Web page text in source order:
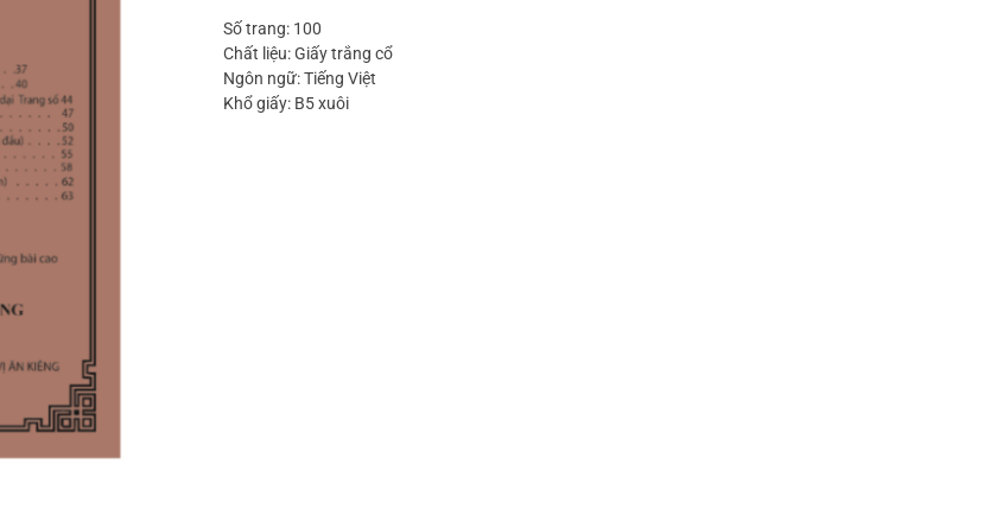
Số trang: 100
Chất liệu: Giấy trắng cổ
Ngôn ngữ: Tiếng Việt
Khổ giấy: B5 xuôi